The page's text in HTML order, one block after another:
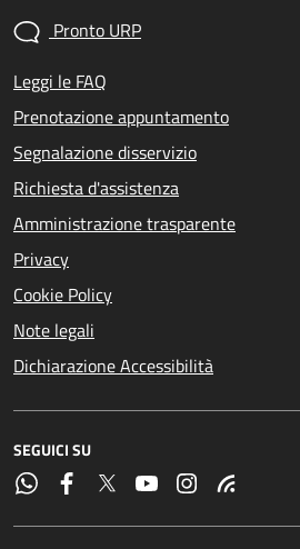
Pronto URP
Leggi le FAQ
Prenotazione appuntamento
Segnalazione disservizio
Richiesta d'assistenza
Amministrazione trasparente
Privacy
Cookie Policy
Note legali
Dichiarazione Accessibilità
SEGUICI SU